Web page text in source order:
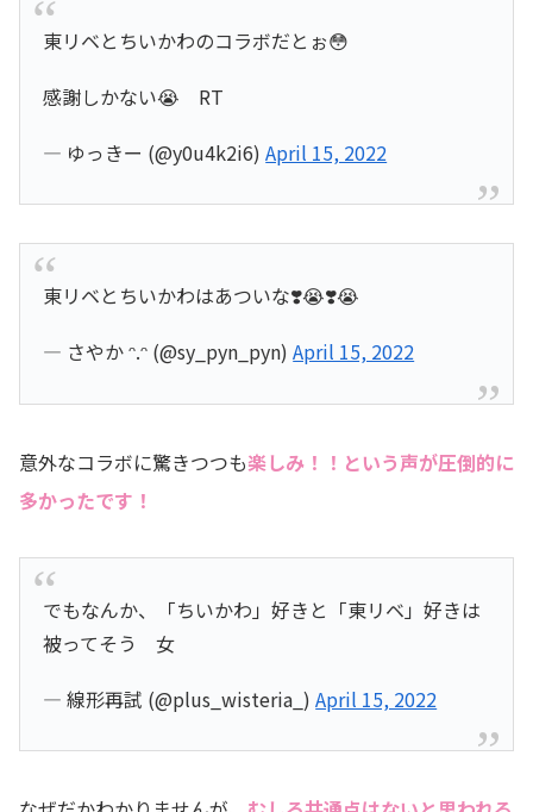
東リベとちいかわのコラボだとぉ😳
感謝しかない😭 RT
— ゆっきー (@y0u4k2i6)April 15, 2022
東リベとちいかわはあついな❣️😭❣️😭
— さやか ᵔ.ᵔ (@sy_pyn_pyn)April 15, 2022
意外なコラボに驚きつつも楽しみ！！という声が圧倒的に
多かったです！
でもなんか、「ちいかわ」好きと「東リベ」好きは
被ってそう 女
— 線形再試 (@plus_wisteria_)April 15, 2022